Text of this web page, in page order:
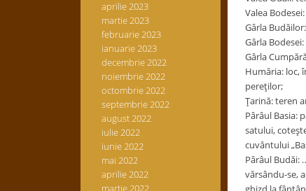
aprilie 2023
martie 2023
februarie 2023
ianuarie 2023
decembrie 2022
noiembrie 2022
octombrie 2022
septembrie 2022
august 2022
iulie 2022
iunie 2022
mai 2022
aprilie 2022
martie 2022
Valea
Gârla
Gârla
Gârla
Humăria: loc,
pereţilor;
Ţarină: teren
Pârâul Basia:
satului,
cuvântului
Pârâul Budăi:
vărsându-se,